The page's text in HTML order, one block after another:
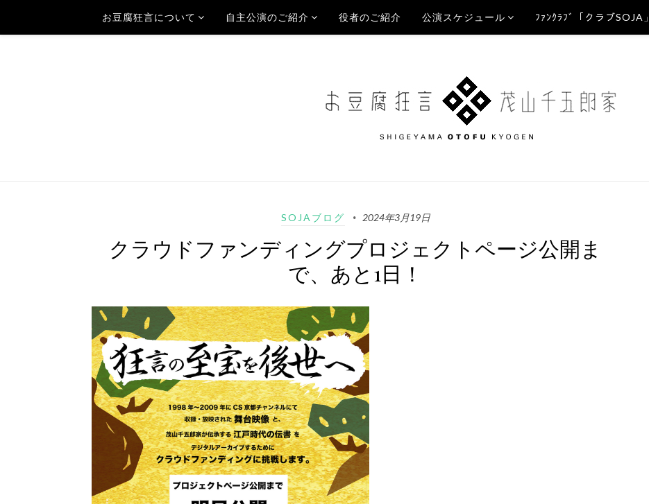
お豆腐狂言について 自主公演のご紹介 役者のご紹介 公演スケジュール ﾌｧﾝｸﾗﾌﾞ「クラブSOJA」
SOJAブログ 2024年3月19日
クラウドファンディングプロジェクトページ公開ま
で、あと1日！